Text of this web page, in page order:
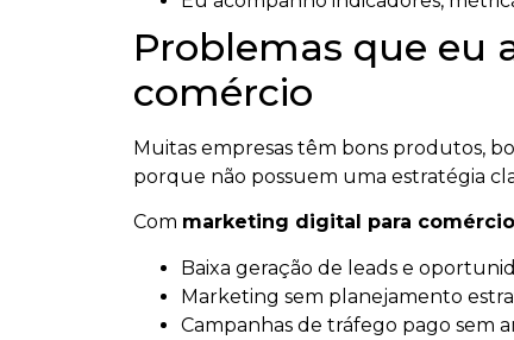
Problemas que eu
comércio
Muitas empresas têm bons produtos,
porque não possuem uma estratégia
Com marketing digital para comércio
Baixa geração de leads e
Marketing sem planejamento
Campanhas de tráfego pago sem